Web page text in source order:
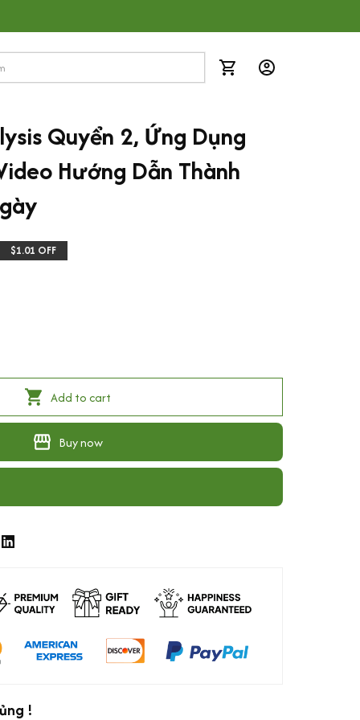
Quyển 2, Ứng Dụng
Hướng Dẫn Thành
$1.01 OFF
Add to cart
Buy now
!